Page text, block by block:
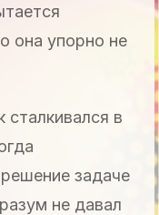
она упорно не
в
задаче
не давал